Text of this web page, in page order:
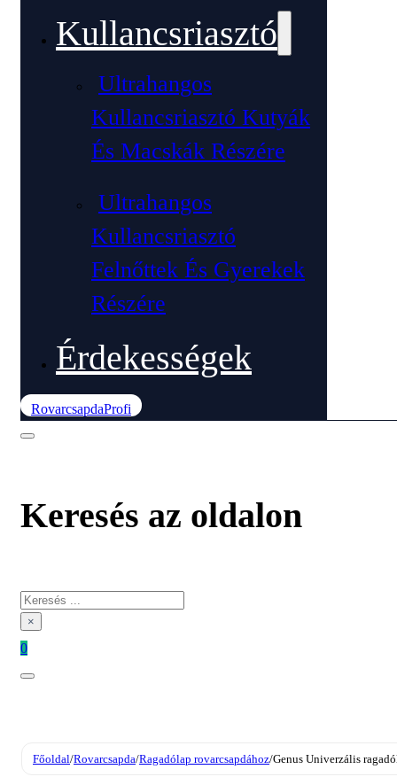
Kullancsriasztó
Ultrahangos
Kullancsriasztó Kutyák
És Macskák Részére
Ultrahangos
Kullancsriasztó
Felnőttek És Gyerekek
Részére
Érdekességek
RovarcsapdaProfi
Keresés az oldalon
Keresés
×
0
Főoldal/Rovarcsapda/Ragadólap rovarcsapdához/Genus Univerzális